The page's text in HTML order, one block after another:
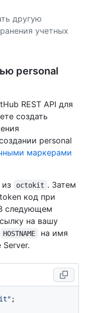
другую
учетных
personal
REST API для
создать
personal
маркерами
из octokit . Затем
код при
следующем
на вашу
HOSTNAME
на имя
;